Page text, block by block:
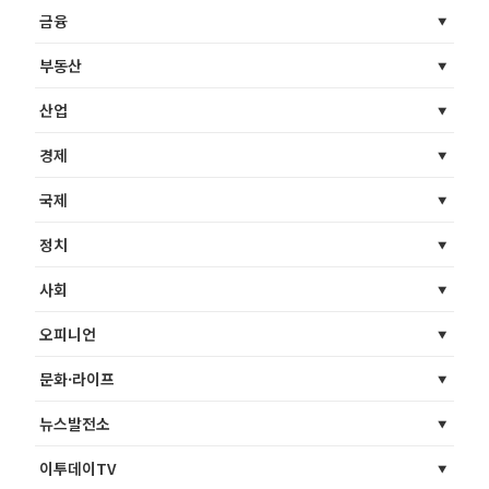
금융
부동산
산업
경제
국제
정치
사회
오피니언
문화·라이프
뉴스발전소
이투데이TV